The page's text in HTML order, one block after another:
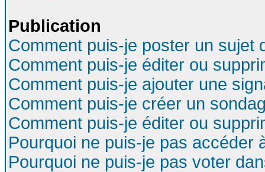
Publication
Comment puis-je poster un sujet
Comment puis-je éditer ou
Comment puis-je ajouter une
Comment puis-je créer un
Comment puis-je éditer ou
Pourquoi ne puis-je pas accéder
Pourquoi ne puis-je pas voter